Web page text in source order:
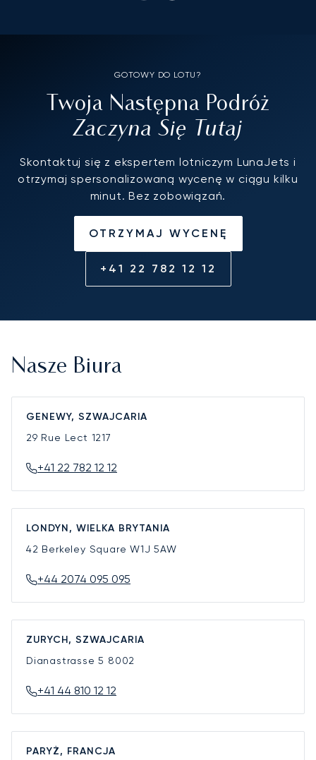
GOTOWY DO LOTU?
Twoja Następna Podróż
Zaczyna Się Tutaj
Skontaktuj się z ekspertem lotniczym LunaJets i
otrzymaj spersonalizowaną wycenę w ciągu kilku
minut. Bez zobowiązań.
OTRZYMAJ WYCENĘ
+41 22 782 12 12
Nasze Biura
GENEWY, SZWAJCARIA
29 Rue Lect 1217
+41 22 782 12 12
LONDYN, WIELKA BRYTANIA
42 Berkeley SquareW1J 5AW
+44 2074 095 095
ZURYCH, SZWAJCARIA
Dianastrasse 5 8002
+41 44 810 12 12
PARYŻ, FRANCJA